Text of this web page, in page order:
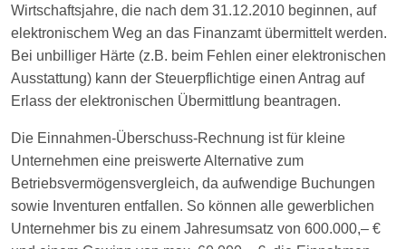
Wirtschaftsjahre, die nach dem 31.12.2010 beginnen, auf
elektronischem Weg an das Finanzamt übermittelt werden.
Bei unbilliger Härte (z.B. beim Fehlen einer elektronischen
Ausstattung) kann der Steuerpflichtige einen Antrag auf
Erlass der elektronischen Übermittlung beantragen.
Die Einnahmen-Überschuss-Rechnung ist für kleine
Unternehmen eine preiswerte Alternative zum
Betriebsvermögensvergleich, da aufwendige Buchungen
sowie Inventuren entfallen. So können alle gewerblichen
Unternehmer bis zu einem Jahresumsatz von 600.000,– €